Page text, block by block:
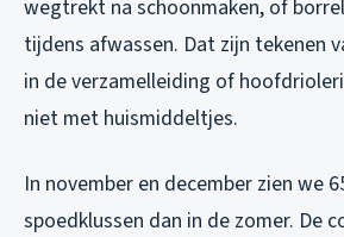
wegtrekt na schoonmaken, of
tijdens afwassen. Dat zijn tekenen
in de verzamelleiding of
niet met huismiddeltjes.
In november en december zien we
spoedklussen dan in de zomer. De